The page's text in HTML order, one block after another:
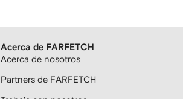
Acerca de FARFETCH
Acerca de nosotros
Partners de FARFETCH